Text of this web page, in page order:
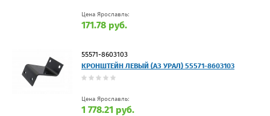
Цена Ярославль:
171.78 руб.
55571-8603103
КРОНШТЕЙН ЛЕВЫЙ (АЗ УРАЛ) 55571-8603103
Цена Ярославль:
1 778.21 руб.